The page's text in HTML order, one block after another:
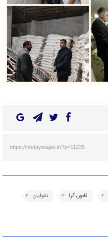
https://nedayetajan.ir/?p=11235
قانون گرا
نانوایان